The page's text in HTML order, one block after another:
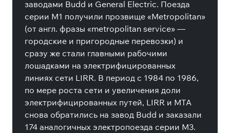
заводами Budd и General Electric. Поезда
серии M1 получили прозвище «Metropolitan»
(от англ. фразы «metropolitan service» —
городские и пригородные перевозки) и
сразу же стали главными рабочими
лошадками на электрифицированных
линиях сети LIRR. В период с 1984 по 1986,
по мере роста сети и увеличения доли
электрифицированных путей, LIRR и MTA
снова обратились на завод Budd и заказали
174 аналогичных электропоезда серии M3.